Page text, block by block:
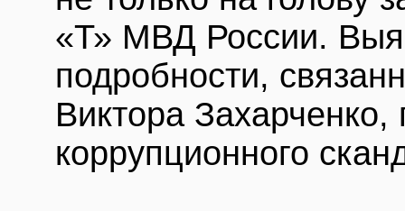
«Т» МВД России.
подробности,
Виктора
коррупционного